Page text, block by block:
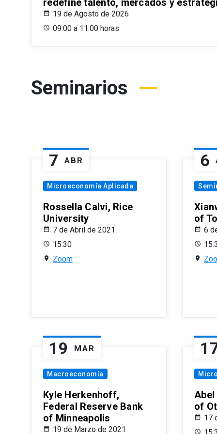
redefine talento, mercados y
19 de Agosto de 2026
09:00 a 11:00 horas
Seminarios
7 ABR
Microeconomía Aplicada
Rossella Calvi, Rice
University
7 de Abril de 2021
15:30
Zoom
6
of
6
19 MAR
Macroeconomía
Kyle Herkenhoff,
Federal Reserve Bank
of Minneapolis
19 de Marzo de 2021
Abel
of
17